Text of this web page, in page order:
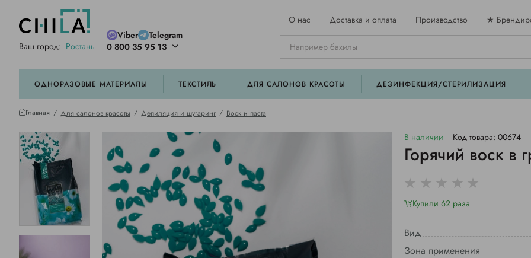
Ваш город: Ростань
Viber
Telegram
0 800 35 95 13
О нас Доставка и оплата Производство ★
ОДНОРАЗОВЫЕ МАТЕРИАЛЫ ТЕКСТИЛЬ ДЛЯ САЛОНОВ КРАСОТЫ ДЕЗИНФЕКЦИЯ/СТЕРИЛИЗАЦИЯ
Главная Для салонов красоты Депиляция и шугаринг Воск и паста
В наличии Код товара: 00674
Горячий воск в
Купили 62 раза
Вид
Зона применения